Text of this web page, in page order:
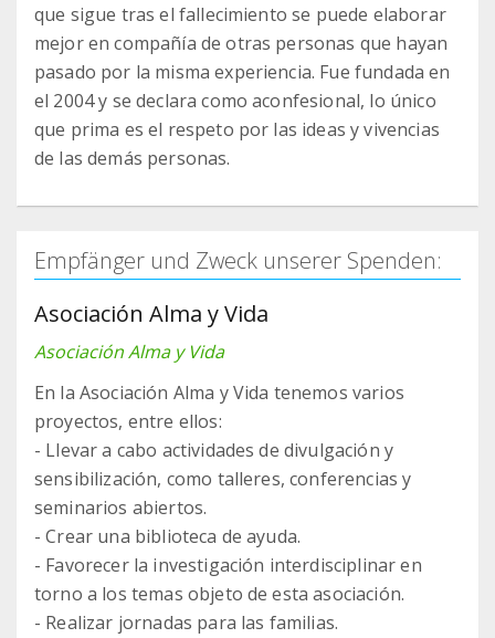
que sigue tras el fallecimiento se puede elaborar
mejor en compañía de otras personas que hayan
pasado por la misma experiencia. Fue fundada en
el 2004 y se declara como aconfesional, lo único
que prima es el respeto por las ideas y vivencias
de las demás personas.
Empfänger und Zweck unserer Spenden:
Asociación Alma y Vida
Asociación Alma y Vida
En la Asociación Alma y Vida tenemos varios
proyectos, entre ellos:
- Llevar a cabo actividades de divulgación y
sensibilización, como talleres, conferencias y
seminarios abiertos.
- Crear una biblioteca de ayuda.
- Favorecer la investigación interdisciplinar en
torno a los temas objeto de esta asociación.
- Realizar jornadas para las familias.